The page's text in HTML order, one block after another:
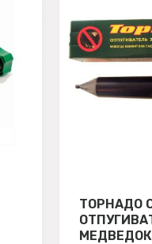
ТОРНАДО